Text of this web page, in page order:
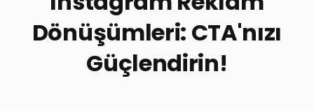
Dönüşümleri: CTA'nızı
Güçlendirin!